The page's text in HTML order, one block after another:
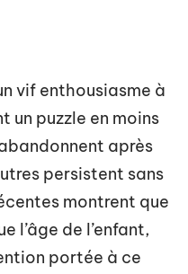
vif enthousiasme à
un puzzle en moins
après
persistent sans
montrent que
l’âge de l’enfant,
portée à ce